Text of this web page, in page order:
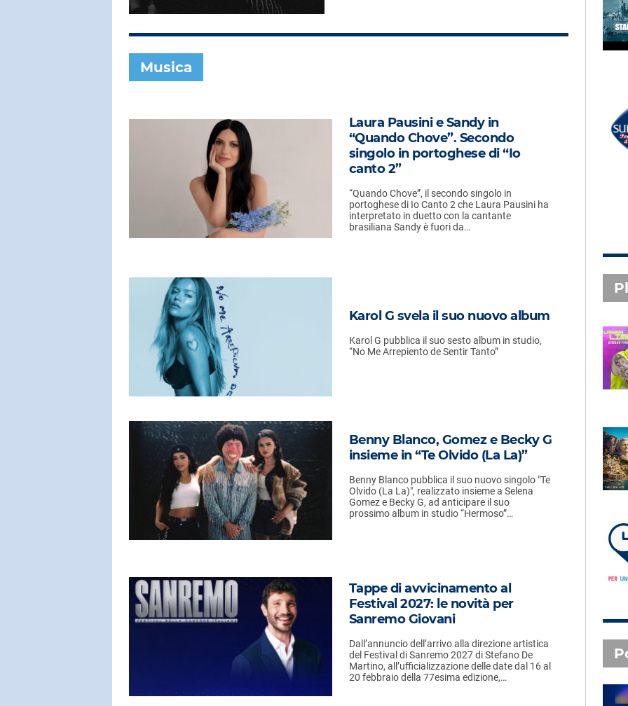
Musica
Laura Pausini e Sandy in
“Quando Chove”. Secondo
singolo in portoghese di “Io
canto 2”
“Quando Chove”, il secondo singolo in
portoghese di Io Canto 2 che Laura Pausini ha
interpretato in duetto con la cantante
brasiliana Sandy è fuori da…
Karol G svela il suo nuovo album
Karol G pubblica il suo sesto album in studio,
“No Me Arrepiento de Sentir Tanto”
Benny Blanco, Gomez e Becky G
insieme in “Te Olvido (La La)”
Benny Blanco pubblica il suo nuovo singolo "Te
Olvido (La La)", realizzato insieme a Selena
Gomez e Becky G, ad anticipare il suo
prossimo album in studio “Hermoso”…
Tappe di avvicinamento al
Festival 2027: le novità per
Sanremo Giovani
Dall’annuncio dell’arrivo alla direzione artistica
del Festival di Sanremo 2027 di Stefano De
Martino, all’ufficializzazione delle date dal 16 al
20 febbraio della 77esima edizione,…
SUBASIO COLLECTION
Stai Con Me
Subasio Per Un'Ora
Hippy Ya Yo (Però Anche
DELEGATION
You And I
PLAYLIST NOVITÀ
SUBASIO PLAYLIST
FABIO ROVAZZI, ARISA,
LA COSTIERA AMALFITANA